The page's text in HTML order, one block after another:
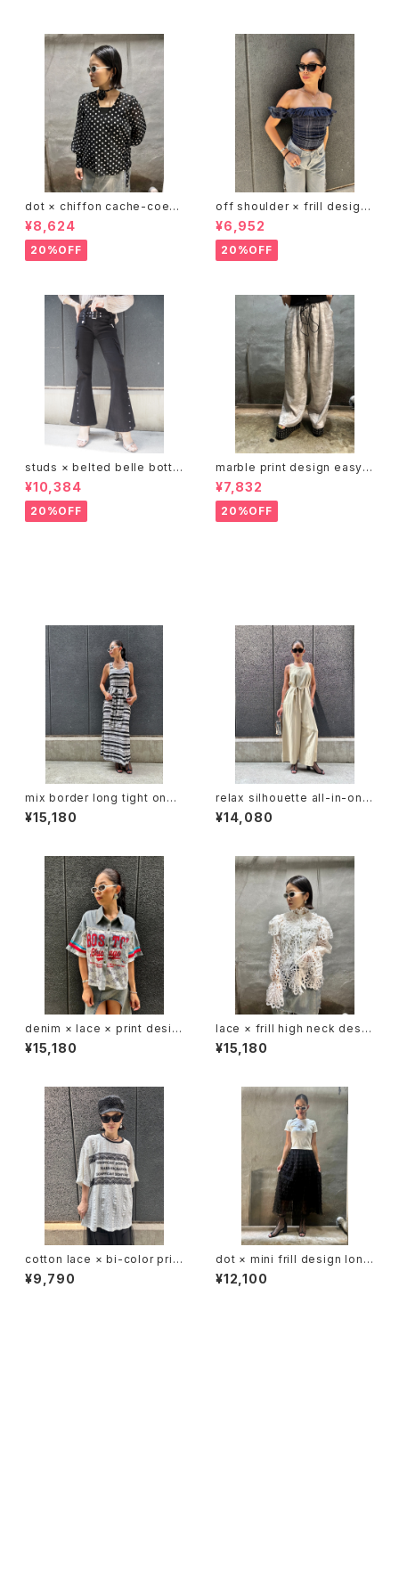
dot × chiffon cache-coeur
V-neck design tops トップス
カシュクール ドット 水玉 シフォ
ン 白黒 シースルー
¥8,624
20%OFF
off shoulder × frill design
tops トップス オフショルダー フ
リル
¥6,952
20%OFF
studs × belted belle botto
m stretch black pants パン
ツ ブラック スタッズ ポケット ベ
ルト
¥10,384
20%OFF
marble print design easy p
ants パンツ イージーパンツ ゴ
ムウエスト マーブル プリント
¥7,832
20%OFF
mix border long tight one-
piece ワンピース ロングワンピ
ボーダー ストレッチ 重ね着風
¥15,180
relax silhouette all-in-one
オールインワン ノースリーブ パ
ンツ リラックス 布帛
¥14,080
denim × lace × print desig
n shirt シャツ デニム レース プ
リント 切替デザイン 重ね着
¥15,180
lace × frill high neck desig
n blouse ブラウス トップス レ
ース フリル ハイネック キャミソ
¥15,180
cotton lace × bi-color prin
t design tops トップス レース
プリント バイカラー 白黒
¥9,790
dot × mini frill design long
skirt スカート チュール フリル
ドット ゴムウエスト ブラック 黒
¥12,100